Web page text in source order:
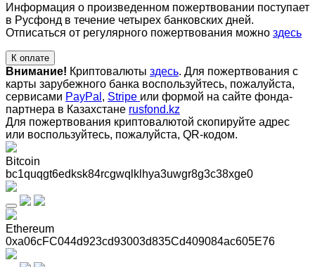
Информация о произведенном пожертвовании поступает
в Русфонд в течение четырех банковских дней.
Отписаться от регулярного пожертвования можно здесь
К оплате
Внимание! Криптовалюты здесь. Для пожертвования с
карты зарубежного банка воспользуйтесь, пожалуйста,
сервисами PayPal , Stripe или формой на сайте фонда-
партнера в Казахстане rusfond.kz
Для пожертвования криптовалютой скопируйте адрес
или воспользуйтесь, пожалуйста, QR-кодом.
Bitcoin
bc1quqgt6edksk84rcgwqlklhya3uwgr8g3c38xge0
Ethereum
0xa06cFC044d923cd93003d835Cd409084ac605E76